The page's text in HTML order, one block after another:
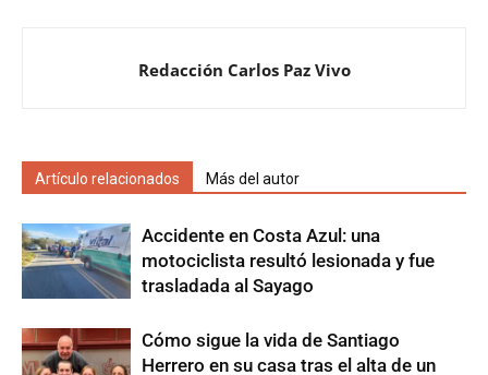
Redacción Carlos Paz Vivo
Artículo relacionados Más del autor
Accidente en Costa Azul: una
motociclista resultó lesionada y fue
trasladada al Sayago
Cómo sigue la vida de Santiago
Herrero en su casa tras el alta de un